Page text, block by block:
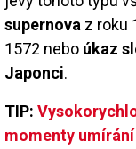
supernova z roku
1572 nebo úkaz
Japonci.
TIP:
momenty